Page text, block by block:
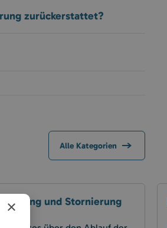
zurückerstattet?
Alle Kategorien
und Stornierung
×